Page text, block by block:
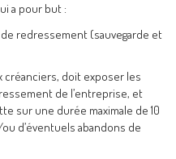
a pour but :
redressement (sauvegarde et
créanciers, doit exposer les
de l’entreprise, et
sur une durée maximale de 10
d’éventuels abandons de